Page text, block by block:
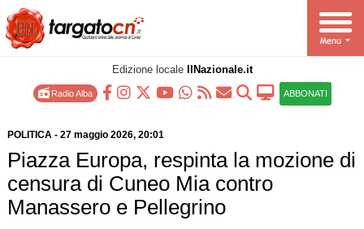
Edizione locale IlNazionale.it
Radio Alba ABBONATI
POLITICA- 27 maggio 2026, 20:01
Piazza Europa, respinta la mozione di
censura di Cuneo Mia contro
Manassero e Pellegrino